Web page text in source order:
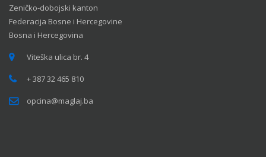
Zeničko-dobojski kanton
Federacija Bosne i Hercegovine
Bosna i Hercegovina
Viteška ulica br. 4
+ 387 32 465 810
opcina@maglaj.ba